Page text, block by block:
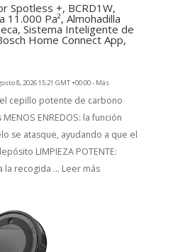
Spotless +, BCRD1W,
Pa², Almohadilla
Sistema Inteligente de
Home Connect App,
8, 2026 15:21 GMT +00:00 - Más
el cepillo potente de carbono
ENREDOS: la función
se atasque, ayudando a que el
LIMPIEZA POTENTE:
la recogida ... Leer más